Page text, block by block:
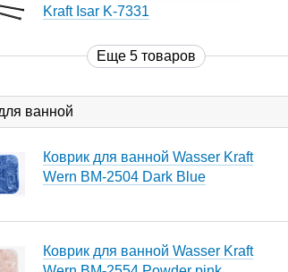
Kraft Isar K-7331
Еще 5 товаров
ванной
Коврик для ванной Wasser Kraft
Wern BM-2504 Dark Blue
Коврик для ванной Wasser Kraft